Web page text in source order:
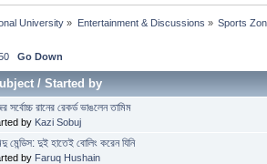
University » Entertainment & Discussions » Sports
Go Down
/Started by
সর্বোচ্চ রানের রেকর্ড ভাঙলেন তামিম
by Kazi Sobuj
মেন্ডিস: দুই হাতেই বোলিং করেন যিনি
by Faruq Hushain